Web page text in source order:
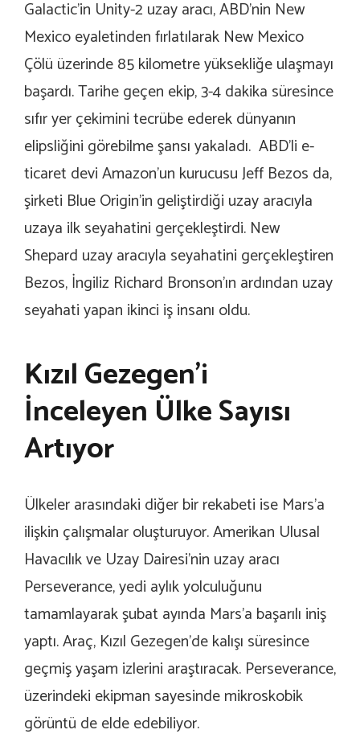
Galactic’in Unity-2 uzay aracı, ABD’nin New
Mexico eyaletinden fırlatılarak New Mexico
Çölü üzerinde 85 kilometre yüksekliğe ulaşmayı
başardı. Tarihe geçen ekip, 3-4 dakika süresince
sıfır yer çekimini tecrübe ederek dünyanın
elipsliğini görebilme şansı yakaladı. ABD’li e-
ticaret devi Amazon’un kurucusu Jeff Bezos da,
şirketi Blue Origin’in geliştirdiği uzay aracıyla
uzaya ilk seyahatini gerçekleştirdi. New
Shepard uzay aracıyla seyahatini gerçekleştiren
Bezos, İngiliz Richard Bronson’ın ardından uzay
seyahati yapan ikinci iş insanı oldu.
Kızıl Gezegen’i
İnceleyen Ülke Sayısı
Artıyor
Ülkeler arasındaki diğer bir rekabeti ise Mars’a
ilişkin çalışmalar oluşturuyor. Amerikan Ulusal
Havacılık ve Uzay Dairesi’nin uzay aracı
Perseverance, yedi aylık yolculuğunu
tamamlayarak şubat ayında Mars’a başarılı iniş
yaptı. Araç, Kızıl Gezegen’de kalışı süresince
geçmiş yaşam izlerini araştıracak. Perseverance,
üzerindeki ekipman sayesinde mikroskobik
görüntü de elde edebiliyor.